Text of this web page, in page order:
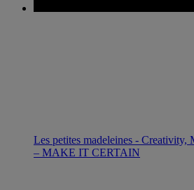
Les petites madeleines - Creativity,
– MAKE IT CERTAIN